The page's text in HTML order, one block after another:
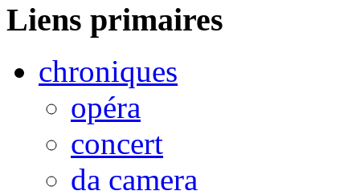
Liens primaires
chroniques
opéra
concert
da camera